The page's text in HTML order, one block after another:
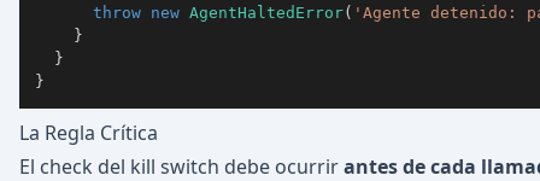
throw new AgentHaltedError( 'Agente detenido:
}
}
}
La Regla Crítica
El check del kill switch debe ocurrirantes de cada